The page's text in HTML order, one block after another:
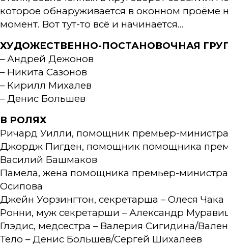
которое обнаруживается в оконном
момент. Вот тут-то всё и начинается…
ХУДОЖЕСТВЕННО-ПОСТАНОВОЧНАЯ
– Андрей Дежонов
– Никита Сазонов
– Кирилл Михалев
– Денис Большев
В РОЛЯХ
Ричард Уилли, помощник премьер-
Джордж Пигден, помощник помощника
Василий Башмаков
Памела, жена помощника премьер-министра
Осипова
Джейн Уорзингтон, секретарша – Олеся Чака
Ронни, муж секретарши – Александр
Глэдис, медсестра – Валерия Сигидина/
Тело – Денис Большев/Сергей Шихалеев